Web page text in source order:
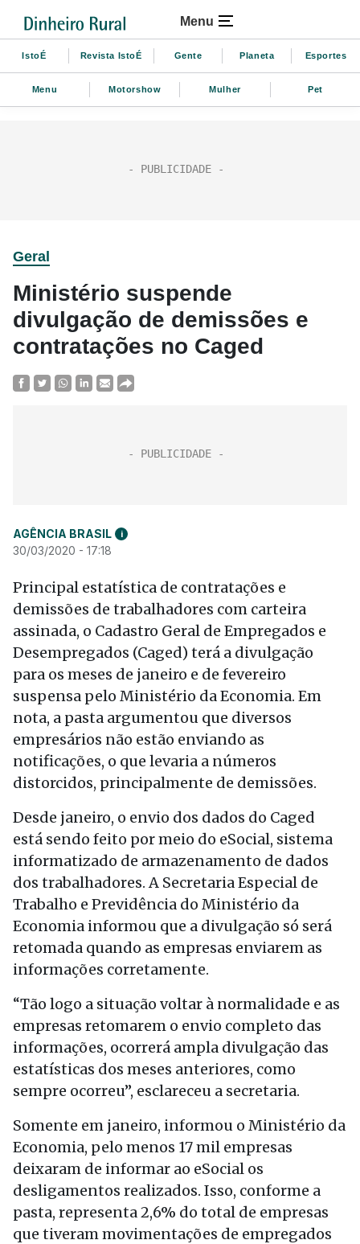
Menu
IstoÉ Revista IstoÉ Gente Planeta Esportes
Menu Motorshow Mulher Pet
Geral
Ministério suspende
divulgação de demissões e
contratações no Caged
AGÊNCIA BRASIL i
30/03/2020 - 17:18
Principal estatística de contratações e
demissões de trabalhadores com carteira
assinada, o Cadastro Geral de Empregados e
Desempregados (Caged) terá a divulgação
para os meses de janeiro e de fevereiro
suspensa pelo Ministério da Economia. Em
nota, a pasta argumentou que diversos
empresários não estão enviando as
notificações, o que levaria a números
distorcidos, principalmente de demissões.
Desde janeiro, o envio dos dados do Caged
está sendo feito por meio do eSocial, sistema
informatizado de armazenamento de dados
dos trabalhadores. A Secretaria Especial de
Trabalho e Previdência do Ministério da
Economia informou que a divulgação só será
retomada quando as empresas enviarem as
informações corretamente.
“Tão logo a situação voltar à normalidade e as
empresas retomarem o envio completo das
informações, ocorrerá ampla divulgação das
estatísticas dos meses anteriores, como
sempre ocorreu”, esclareceu a secretaria.
Somente em janeiro, informou o Ministério da
Economia, pelo menos 17 mil empresas
deixaram de informar ao eSocial os
desligamentos realizados. Isso, conforme a
pasta, representa 2,6% do total de empresas
que tiveram movimentações de empregados